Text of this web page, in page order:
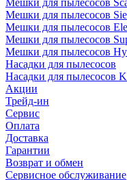
Мешки для пылесосов
Мешки для пылесосов
Мешки для пылесосов
Мешки для пылесосов
Мешки для пылесосов
Насадки для пылесосов
Насадки для пылесосов
Акции
Трейд-ин
Сервис
Оплата
Доставка
Гарантии
Возврат и обмен
Сервисное обслуживание